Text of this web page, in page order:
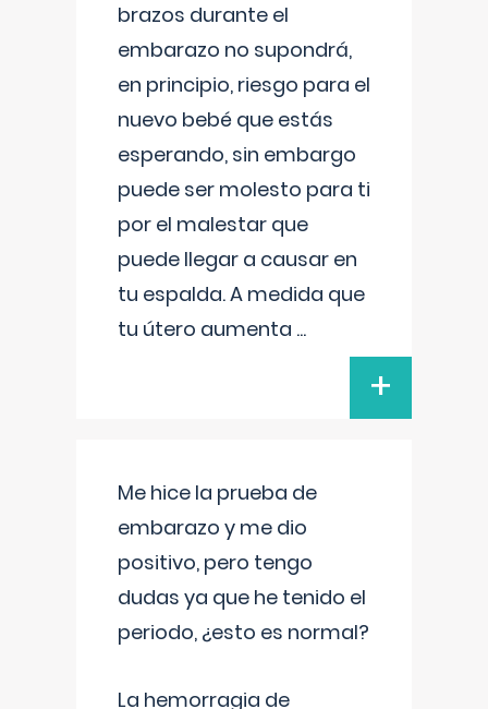
brazos durante el
embarazo no supondrá,
en principio, riesgo para el
nuevo bebé que estás
esperando, sin embargo
puede ser molesto para ti
por el malestar que
puede llegar a causar en
tu espalda. A medida que
tu útero aumenta ...
+
Me hice la prueba de
embarazo y me dio
positivo, pero tengo
dudas ya que he tenido el
periodo, ¿esto es normal?
La hemorragia de